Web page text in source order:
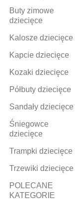
Buty zimowe
dziecięce
Kalosze dziecięce
Kapcie dziecięce
Kozaki dziecięce
Półbuty dziecięce
Sandały dziecięce
Śniegowce
dziecięce
Trampki dziecięce
Trzewiki dziecięce
POLECANE
KATEGORIE